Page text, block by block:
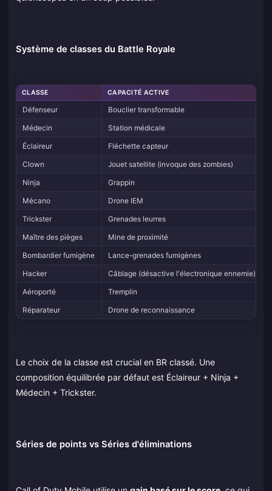
Système de classes du Battle Royale
CLASSE CAPACITÉ ACTIVE
Défenseur Bouclier transformable
Médecin
Station médicale
Éclaireur
Fléchette capteur
Clown
Jouet satellite (invoque des zombies)
Ninja
Grappin
Mécano
Drone IEM
Trickster
Grenades leurres
Maître des pièges
Mine de proximité
Bombardier fumigène
Lance-grenades fumigènes
Hacker
Câblage (désactive l'électronique ennemie)
Aéroporté
Tremplin
Réparateur
Drone de reconnaissance
Le choix de la classe est crucial en BR classé. Une
composition équilibrée par défaut est Éclaireur + Ninja +
Médecin + Trickster.
Séries de points vs Séries d'éliminations